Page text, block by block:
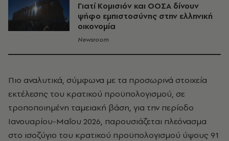
Γιατί Κομισιόν και ΟΟΣΑ δίνουν
ψήφο εμπιστοσύνης στην ελληνική
οικονομία
Newsroom
Πιο αναλυτικά, σύμφωνα με τα προσωρινά στοιχεία
εκτέλεσης του κρατικού προϋπολογισμού, σε
τροποποιημένη ταμειακή βάση, για την περίοδο
Ιανουαρίου-Μαΐου 2026, παρουσιάζεται πλεόνασμα
στο ισοζύγιο του κρατικού προϋπολογισμού ύψους 91